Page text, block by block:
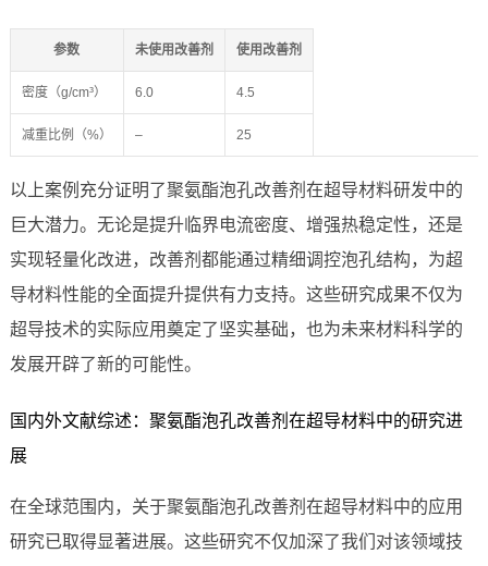
参数 未使用改善剂 使用改善剂
密度（g/cm³） 6.0 4.5
减重比例（%） – 25
以上案例充分证明了聚氨酯泡孔改善剂在超导材料研发中的
巨大潜力。无论是提升临界电流密度、增强热稳定性，还是
实现轻量化改进，改善剂都能通过精细调控泡孔结构，为超
导材料性能的全面提升提供有力支持。这些研究成果不仅为
超导技术的实际应用奠定了坚实基础，也为未来材料科学的
发展开辟了新的可能性。
国内外文献综述：聚氨酯泡孔改善剂在超导材料中的研究进
展
在全球范围内，关于聚氨酯泡孔改善剂在超导材料中的应用
研究已取得显著进展。这些研究不仅加深了我们对该领域技